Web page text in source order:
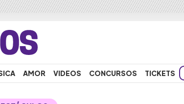
AMOR VIDEOS CONCURSOS TICKETS